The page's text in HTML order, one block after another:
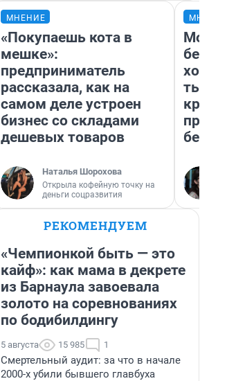
МНЕНИЕ
«Покупаешь кота в
мешке»:
предприниматель
рассказала, как на
самом деле устроен
бизнес со складами
дешевых товаров
Наталья Шорохова
Открыла кофейную точку на
деньги соцразвития
Мой
РЕКОМЕНДУЕМ
«Чемпионкой быть — это
кайф»: как мама в декрете
из Барнаула завоевала
золото на соревнованиях
по бодибилдингу
5 августа 15 985 1
Смертельный аудит: за что в начале
2000-х убили бывшего главбуха